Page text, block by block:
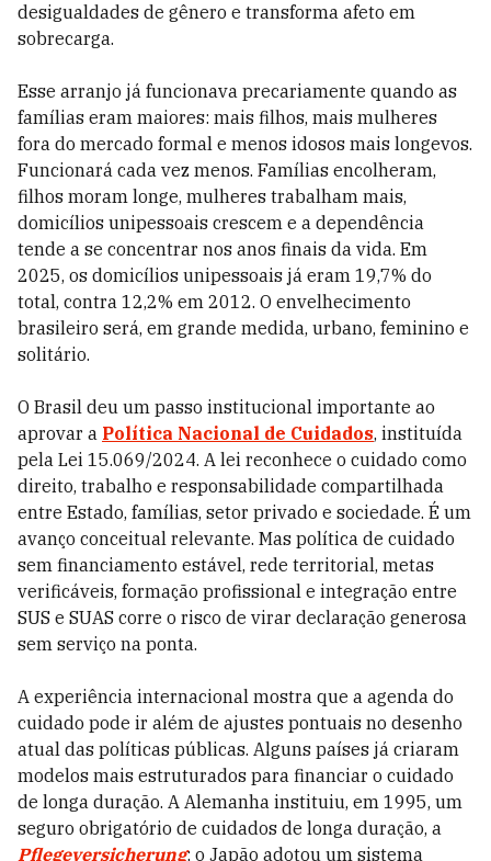
desigualdades de gênero e transforma afeto em
sobrecarga.
Esse arranjo já funcionava precariamente quando as
famílias eram maiores: mais filhos, mais mulheres
fora do mercado formal e menos idosos mais longevos.
Funcionará cada vez menos. Famílias encolheram,
filhos moram longe, mulheres trabalham mais,
domicílios unipessoais crescem e a dependência
tende a se concentrar nos anos finais da vida. Em
2025, os domicílios unipessoais já eram 19,7% do
total, contra 12,2% em 2012. O envelhecimento
brasileiro será, em grande medida, urbano, feminino e
solitário.
O Brasil deu um passo institucional importante ao
aprovar a Política Nacional de Cuidados, instituída
pela Lei 15.069/2024. A lei reconhece o cuidado como
direito, trabalho e responsabilidade compartilhada
entre Estado, famílias, setor privado e sociedade. É um
avanço conceitual relevante. Mas política de cuidado
sem financiamento estável, rede territorial, metas
verificáveis, formação profissional e integração entre
SUS e SUAS corre o risco de virar declaração generosa
sem serviço na ponta.
A experiência internacional mostra que a agenda do
cuidado pode ir além de ajustes pontuais no desenho
atual das políticas públicas. Alguns países já criaram
modelos mais estruturados para financiar o cuidado
de longa duração. A Alemanha instituiu, em 1995, um
seguro obrigatório de cuidados de longa duração, a
Pflegeversicherung; o Japão adotou um sistema